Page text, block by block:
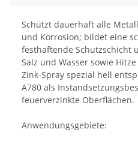
Schützt dauerhaft alle
und Korrosion; bildet eine
festhaftende Schutzschicht
Salz und Wasser sowie Hitze
Zink-Spray spezial hell
A780 als
feuerverzinkte Oberflächen.
Anwendungsgebiete: